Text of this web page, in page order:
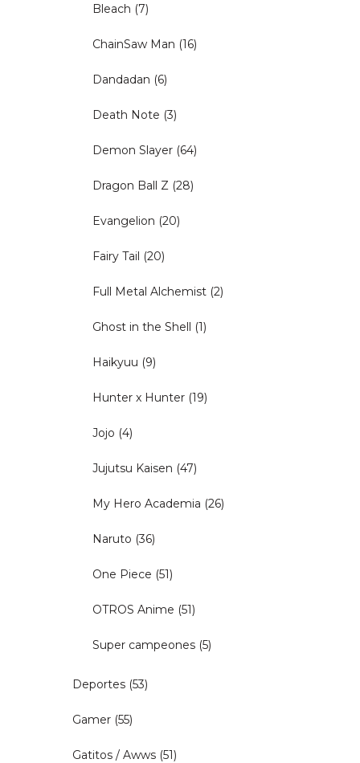
Bleach (7)
ChainSaw Man (16)
Dandadan (6)
Death Note (3)
Demon Slayer (64)
Dragon Ball Z (28)
Evangelion (20)
Fairy Tail (20)
Full Metal Alchemist (2)
Ghost in the Shell (1)
Haikyuu (9)
Hunter x Hunter (19)
Jojo (4)
Jujutsu Kaisen (47)
My Hero Academia (26)
Naruto (36)
One Piece (51)
OTROS Anime (51)
Super campeones (5)
Deportes (53)
Gamer (55)
Gatitos / Awws (51)